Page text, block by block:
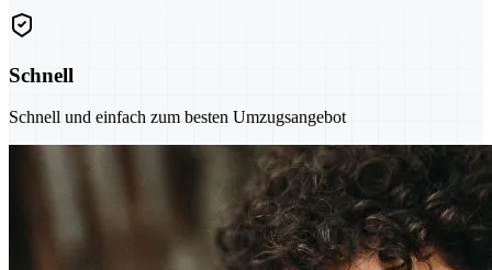
Schnell
Schnell und einfach zum besten Umzugsangebot